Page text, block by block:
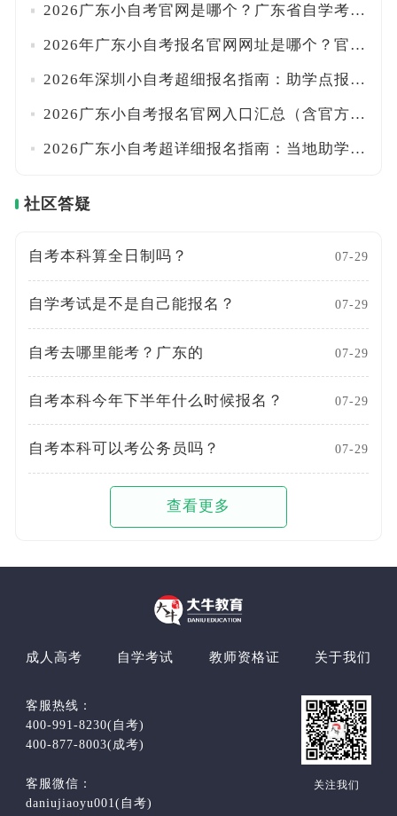
2026广东小自考官网是哪个？广东省自学考试管理系统+助学点查找方法全汇总！一文搞定
2026年广东小自考报名官网网址是哪个？官方系统+正规助学点名单一览！！附报名路径
2026年深圳小自考超细报名指南：助学点报名入口+学费标准+统考校考时间详解！附流程
2026广东小自考报名官网入口汇总（含官方助学点、院校专业及学费明细）！一文搞定
2026广东小自考超详细报名指南：当地助学点+报考流程+费用全汇总！附校考时间安排
社区答疑
自考本科算全日制吗？ 07-29
自学考试是不是自己能报名？ 07-29
自考去哪里能考？广东的 07-29
自考本科今年下半年什么时候报名？ 07-29
自考本科可以考公务员吗？ 07-29
查看更多
成人高考 自学考试 教师资格证 关于我们
客服热线：
400-991-8230(自考)
400-877-8003(成考)
客服微信：
daniujiaoyu001(自考)
关注我们